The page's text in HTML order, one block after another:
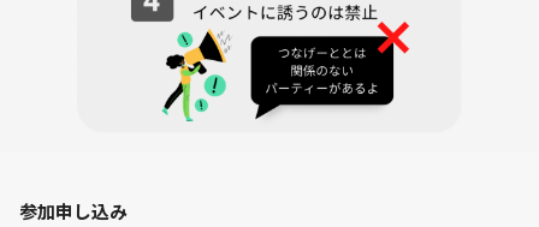
場所： タリーズコーヒー ヤエチカ店（東京駅直結）
大手メーカーで働いていた頃、「この会社で上を目指す」と意気込んで
でも、家に帰ると子どもたちはもう夢の中。
参加申し込み